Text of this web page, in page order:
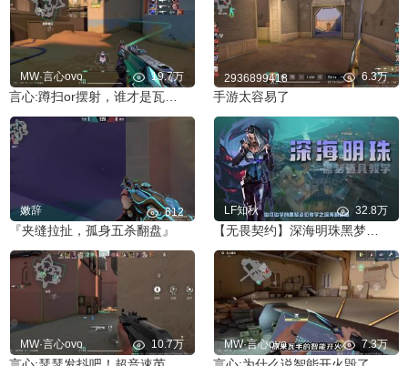
MW·言心ovo 19.7万 2936899418 6.3万
手游太容易了
嫩辞 612
『夹缝拉扯，孤身五杀翻盘』
LF知秋 32.8万
MW·言心ovo 10.7万 MW·言心ovo 7.3万